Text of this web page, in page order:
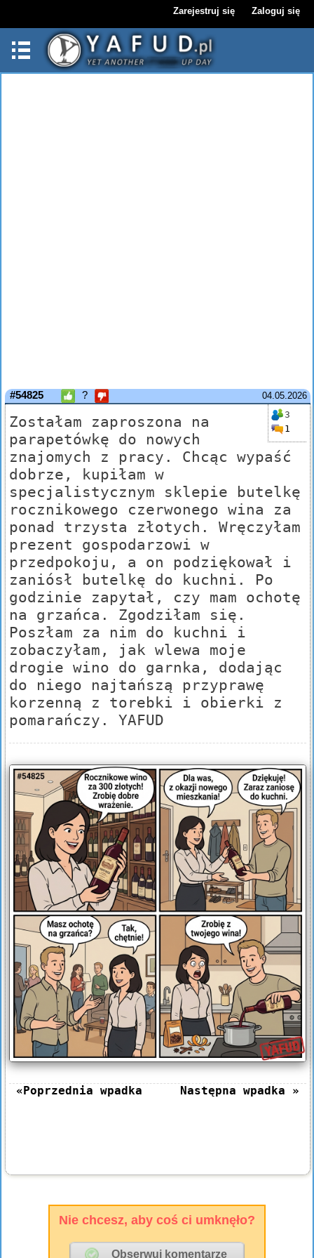
Zarejestruj się Zaloguj się
04.05.2026
#54825 ?
3
1
Zostałam zaproszona na
parapetówkę do nowych
znajomych z pracy. Chcąc wypaść
dobrze, kupiłam w
specjalistycznym sklepie butelkę
rocznikowego czerwonego wina za
ponad trzysta złotych. Wręczyłam
prezent gospodarzowi w
przedpokoju, a on podziękował i
zaniósł butelkę do kuchni. Po
godzinie zapytał, czy mam ochotę
na grzańca. Zgodziłam się.
Poszłam za nim do kuchni i
zobaczyłam, jak wlewa moje
drogie wino do garnka, dodając
do niego najtańszą przyprawę
korzenną z torebki i obierki z
pomarańczy. YAFUD
«Poprzednia wpadka Następna wpadka »
Nie chcesz, aby coś ci umknęło?